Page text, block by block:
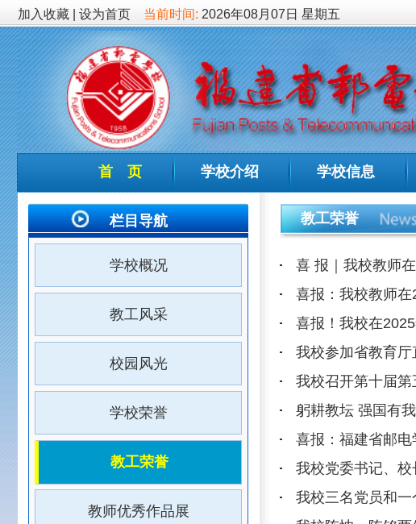
加入收藏|设为首页 当前时间:2026年08月07日 星期五
首 页 学校介绍 学校信息 德育教育
栏目导航
学校概况
教工风采
学校荣誉
教工荣誉
教师优秀作品展
学生荣誉
教工荣誉
喜 报｜我校教师在2025年中等职业
喜报：我校教师在2025年福建省职业
喜报！我校在2025年福建省职业院校
我校参加省教育厅直属机关职工篮球
我校召开第十届第五次教代会
躬耕教坛 强国有我——我校隆重召开
喜报：福建省邮电学校教师在2023年
我校党委书记、校长徐锡光当选福建
我校三名党员和一个支部荣获省教育厅
我校陈忱、陈铭两位教师获2020年度
喜讯：我校公共课程教师在全省教学
我校教师在2019年福建省职业教育论
喜讯：我校吴禹老师荣获“全国优秀教
喜讯：我校高冰灵老师荣获外研社“教